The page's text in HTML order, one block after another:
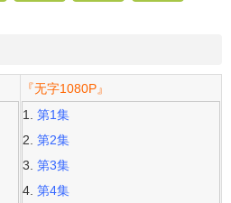
『无字1080P』
第1集
第2集
第3集
第4集